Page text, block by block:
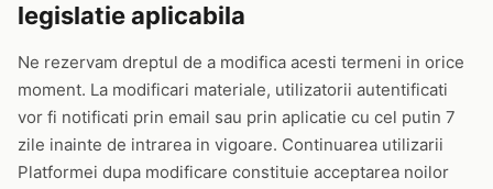
legislatie aplicabila
Ne rezervam dreptul de a modifica acesti termeni in orice
moment. La modificari materiale, utilizatorii autentificati
vor fi notificati prin email sau prin aplicatie cu cel putin 7
zile inainte de intrarea in vigoare. Continuarea utilizarii
Platformei dupa modificare constituie acceptarea noilor